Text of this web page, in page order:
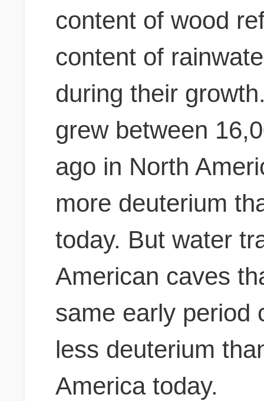
content of wood
content of
during their
grew between
ago in North
more deuterium
today. But water
American caves
same early period
less deuterium
America today.